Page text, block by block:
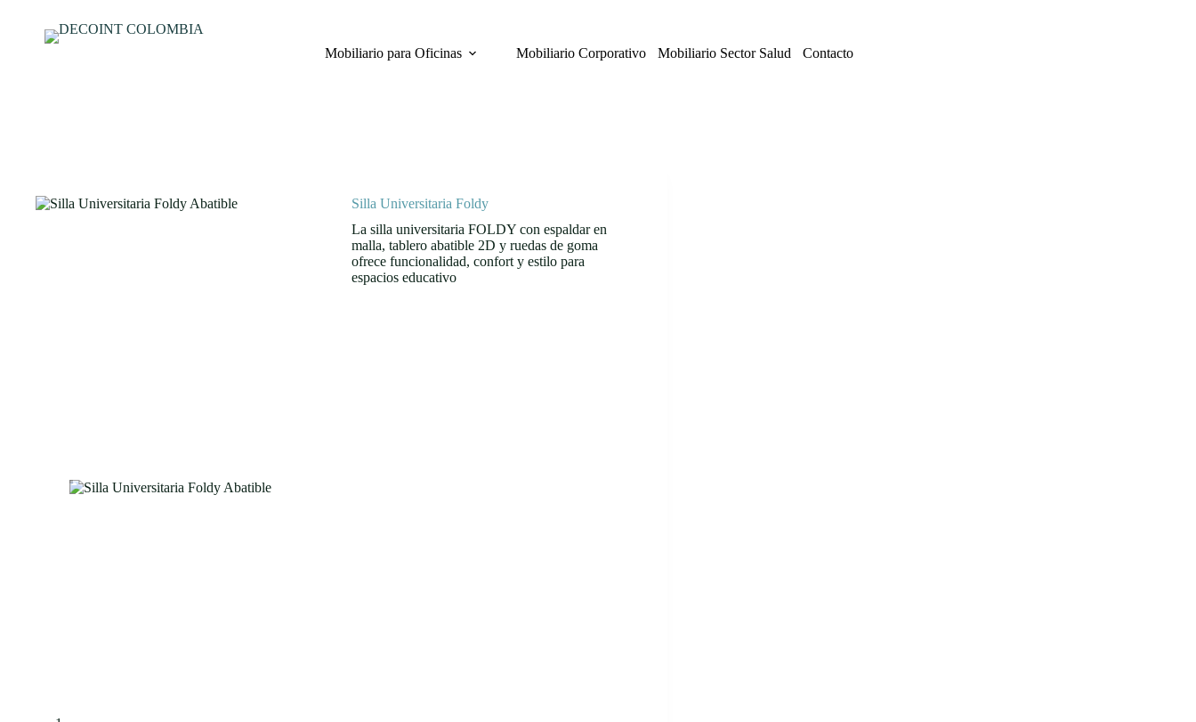
Mobiliario para Oficinas Mobiliario Corporativo Mobiliario Sector Salud Contacto
Silla Universitaria Foldy
La silla universitaria FOLDY con espaldar en
malla, tablero abatible 2D y ruedas de goma
ofrece funcionalidad, confort y estilo para
espacios educativo